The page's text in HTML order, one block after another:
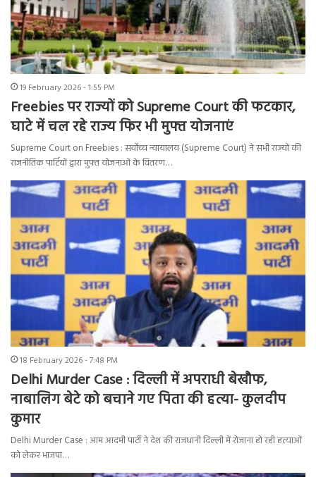
19 February 2026 - 1:55 PM
Freebies पर राज्यों को Supreme Court की फटकार,
घाटे में चल रहे राज्य फिर भी मुफ्त योजनाएं
Supreme Court on Freebies : सर्वोच्च न्यायालय (Supreme Court) ने सभी राज्यों की
राजनीतिक पार्टियों द्वारा मुफ्त योजनाओं के वितरण…
18 February 2026 - 7:48 PM
Delhi Murder Case : दिल्ली में अपराधी बेखौफ,
नाबालिग बेटे को बचाने गए पिता की हत्या- कुलदीप
कुमार
Delhi Murder Case : आम आदमी पार्टी ने देश की राजधानी दिल्ली में रोजाना हो रही हत्याओं
को लेकर भाजपा…